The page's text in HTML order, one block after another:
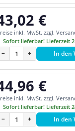
Preis:
€
inkl. MwSt. zzgl.
Sofort lieferbar! Lieferzeit
− + In den
Preis:
€
inkl. MwSt. zzgl.
Sofort lieferbar! Lieferzeit
− + In den